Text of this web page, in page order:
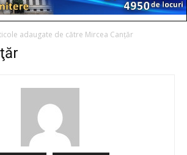
adaugate de către Mircea Canţăr